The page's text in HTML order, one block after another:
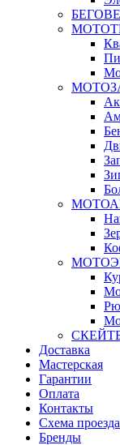
Доставка
Мастерская
Гарантии
Оплата
Контакты
Схема проезда
Бренды